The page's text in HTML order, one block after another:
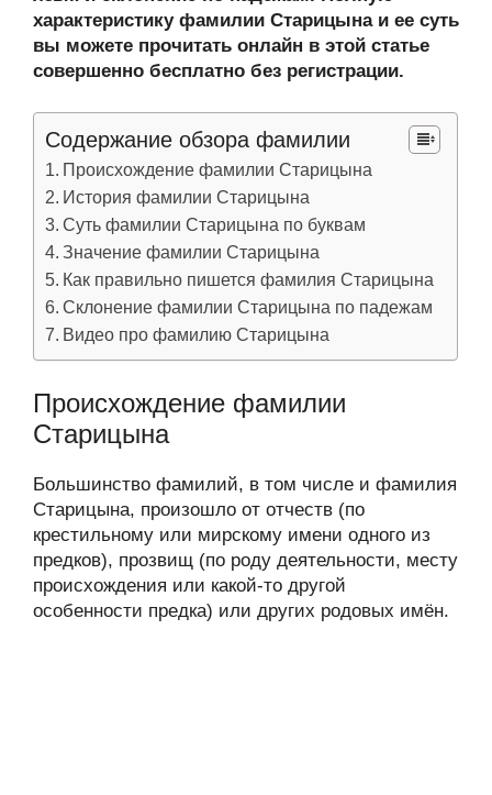
характеристику фамилии Старицына и ее суть
вы можете прочитать онлайн в этой статье
совершенно бесплатно без регистрации.
Содержание обзора фамилии
Происхождение фамилии Старицына
История фамилии Старицына
Суть фамилии Старицына по буквам
Значение фамилии Старицына
Как правильно пишется фамилия Старицына
Склонение фамилии Старицына по падежам
Видео про фамилию Старицына
Происхождение фамилии
Старицына
Большинство фамилий, в том числе и фамилия
Старицына, произошло от отчеств (по
крестильному или мирскому имени одного из
предков), прозвищ (по роду деятельности, месту
происхождения или какой-то другой
особенности предка) или других родовых имён.